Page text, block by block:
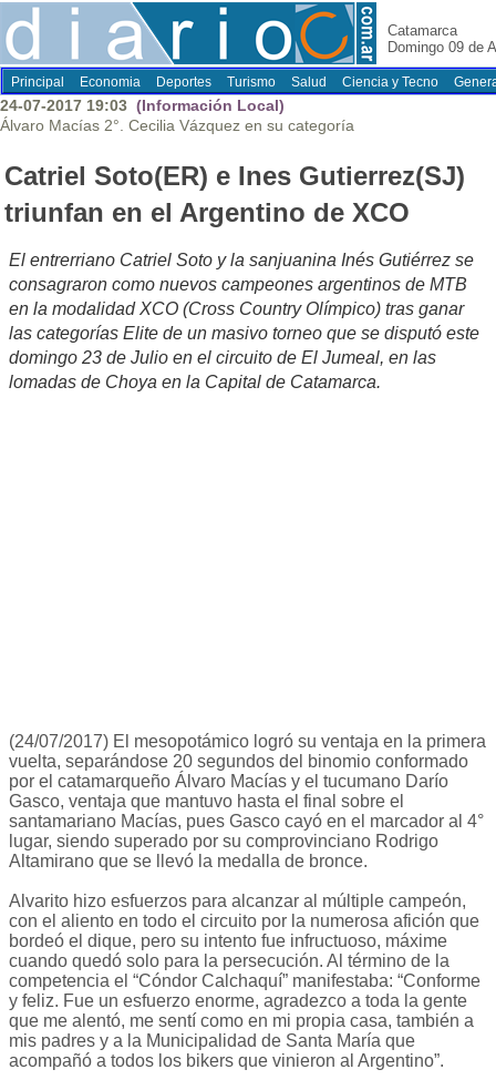
Catamarca
Domingo 09 de
Principal Economia Deportes Turismo Salud Ciencia y Tecno
24-07-2017 19:03 (Información Local)
Álvaro Macías 2°. Cecilia Vázquez en su categoría
Catriel Soto(ER) e Ines Gutierrez(SJ)
triunfan en el Argentino de XCO
El entrerriano Catriel Soto y la sanjuanina Inés Gutiérrez se
consagraron como nuevos campeones argentinos de MTB
en la modalidad XCO (Cross Country Olímpico) tras ganar
las categorías Elite de un masivo torneo que se disputó este
domingo 23 de Julio en el circuito de El Jumeal, en las
lomadas de Choya en la Capital de Catamarca.
(24/07/2017) El mesopotámico logró su ventaja en la primera
vuelta, separándose 20 segundos del binomio conformado
por el catamarqueño Álvaro Macías y el tucumano Darío
Gasco, ventaja que mantuvo hasta el final sobre el
santamariano Macías, pues Gasco cayó en el marcador al 4°
lugar, siendo superado por su comprovinciano Rodrigo
Altamirano que se llevó la medalla de bronce.
Alvarito hizo esfuerzos para alcanzar al múltiple campeón,
con el aliento en todo el circuito por la numerosa afición que
bordeó el dique, pero su intento fue infructuoso, máxime
cuando quedó solo para la persecución. Al término de la
competencia el “Cóndor Calchaquí” manifestaba: “Conforme
y feliz. Fue un esfuerzo enorme, agradezco a toda la gente
que me alentó, me sentí como en mi propia casa, también a
mis padres y a la Municipalidad de Santa María que
acompañó a todos los bikers que vinieron al Argentino”.